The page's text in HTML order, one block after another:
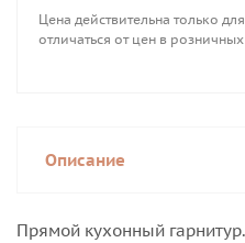
Цена действительна только
отличаться от цен в
Описание
Прямой кухонный